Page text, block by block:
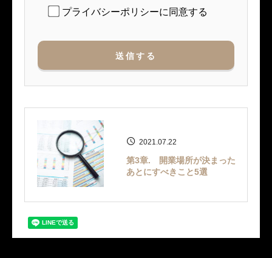
プライバシーポリシーに同意する
2021.07.22
第3章. 開業場所が決まった
あとにすべきこと5選